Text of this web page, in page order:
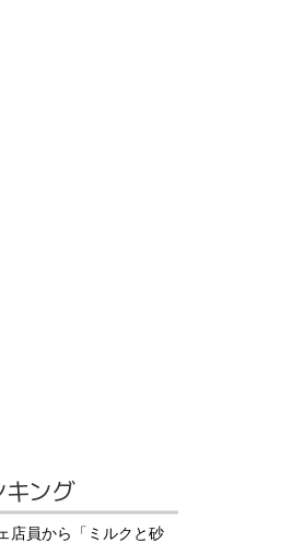
ング
店員から「ミルクと砂